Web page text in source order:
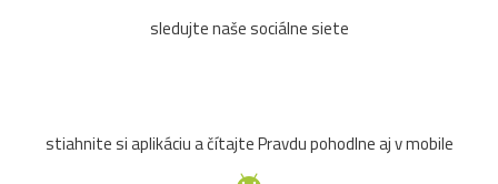
sledujte naše sociálne siete
stiahnite si aplikáciu a čítajte Pravdu pohodlne aj v mobile